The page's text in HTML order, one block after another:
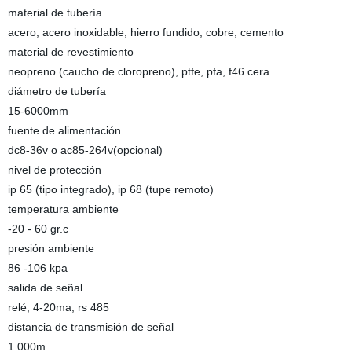
material de tubería
acero, acero inoxidable, hierro fundido, cobre, cemento
material de revestimiento
neopreno (caucho de cloropreno), ptfe, pfa, f46 cera
diámetro de tubería
15-6000mm
fuente de alimentación
dc8-36v o ac85-264v(opcional)
nivel de protección
ip 65 (tipo integrado), ip 68 (tupe remoto)
temperatura ambiente
-20 - 60 gr.c
presión ambiente
86 -106 kpa
salida de señal
relé, 4-20ma, rs 485
distancia de transmisión de señal
1.000m